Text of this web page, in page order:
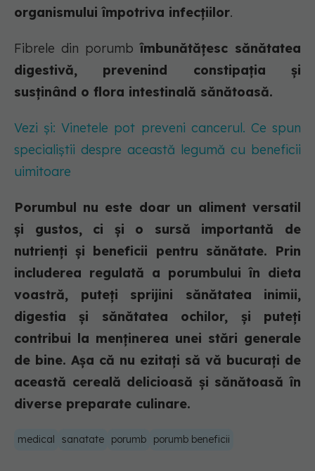
organismului împotriva infecțiilor.
Fibrele din porumbîmbunătățesc sănătatea
digestivă, prevenind constipația și
susținând o flora intestinală sănătoasă.
Vezi și: Vinetele pot preveni cancerul. Ce spun
specialiștii despre această legumă cu beneficii
uimitoare
Porumbul nu este doar un aliment versatil
și gustos, ci și o sursă importantă de
nutrienți și beneficii pentru sănătate. Prin
includerea regulată a porumbului în dieta
voastră, puteți sprijini sănătatea inimii,
digestia și sănătatea ochilor, și puteți
contribui la menținerea unei stări generale
de bine. Așa că nu ezitați să vă bucurați de
această cereală delicioasă și sănătoasă în
diverse preparate culinare.
medical sanatate porumb porumb beneficii